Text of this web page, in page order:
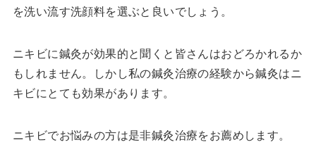
を洗い流す洗顔料を選ぶと良いでしょう。
ニキビに鍼灸が効果的と聞くと皆さんはおどろかれるか
もしれません。しかし私の鍼灸治療の経験から鍼灸はニ
キビにとても効果があります。
ニキビでお悩みの方は是非鍼灸治療をお薦めします。